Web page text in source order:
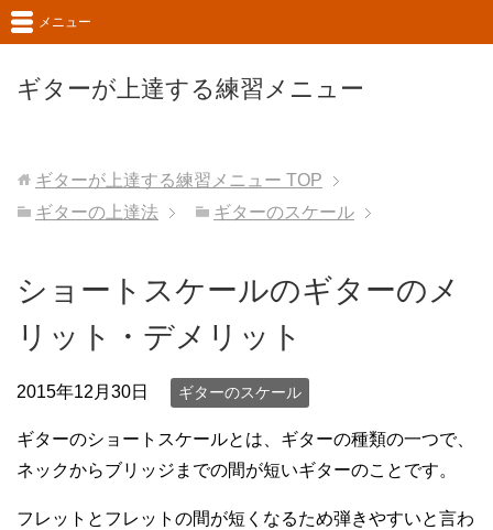
ギターが上達する練習メニュー
メニュー
ギターが上達する練習メニュー TOP
ギターの上達法
ギターのスケール
ショートスケールのギターのメ
リット・デメリット
2015年12月30日 ギターのスケール
ギターのショートスケールとは、ギターの種類の一つで、
ネックからブリッジまでの間が短いギターのことです。
フレットとフレットの間が短くなるため弾きやすいと言わ